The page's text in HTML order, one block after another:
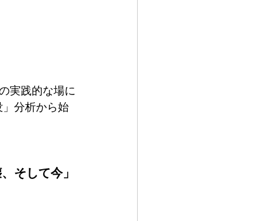
実践的な場に
分析から始
そして今」